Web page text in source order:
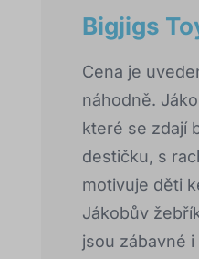
Bigjigs
Cena je
náhodně.
které se zdají
destičku, s
motivuje děti
Jákobův
jsou zábavné